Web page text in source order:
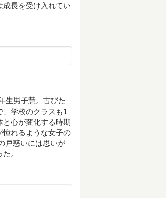
長を受け入れてい
生男子慧。古びた
学校のクラスも1
心が変化する時期
憧れるような女子の
戸惑いには思いが
。